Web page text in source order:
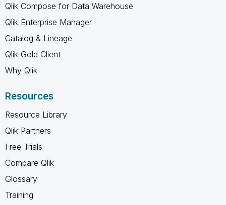
Qlik Compose for Data Warehouse
Qlik Enterprise Manager
Catalog & Lineage
Qlik Gold Client
Why Qlik
Resources
Resource Library
Qlik Partners
Free Trials
Compare Qlik
Glossary
Training